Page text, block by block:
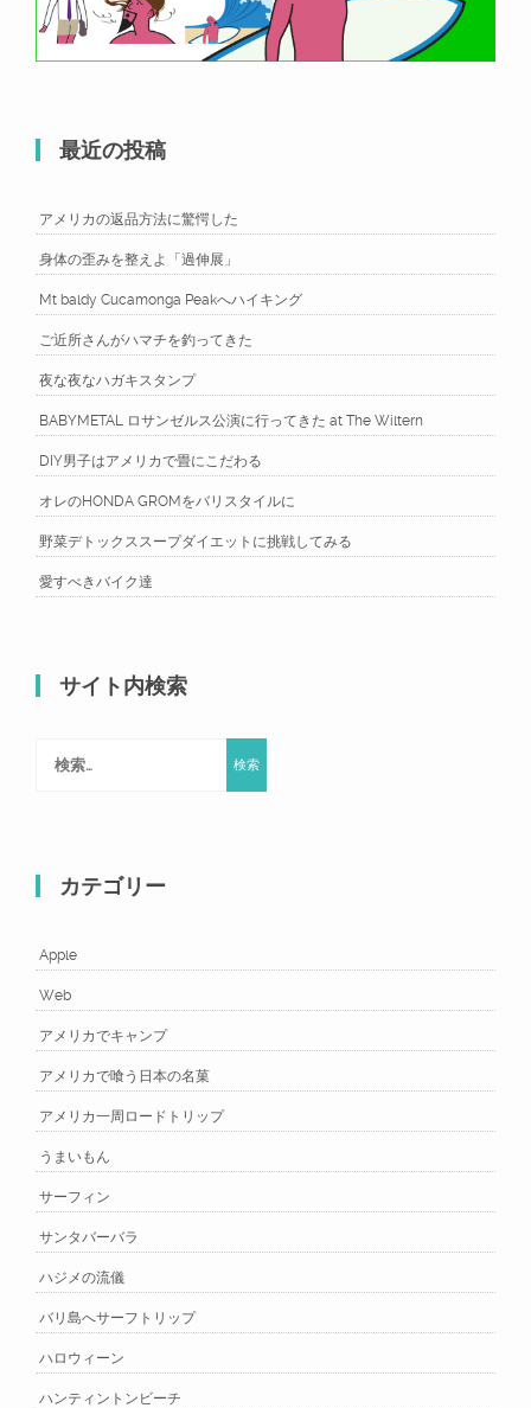
最近の投稿
アメリカの返品方法に驚愕した
身体の歪みを整えよ「過伸展」
Mt baldy Cucamonga Peakへハイキング
ご近所さんがハマチを釣ってきた
夜な夜なハガキスタンプ
BABYMETAL ロサンゼルス公演に行ってきた at The Wiltern
DIY男子はアメリカで畳にこだわる
オレのHONDA GROMをバリスタイルに
野菜デトックススープダイエットに挑戦してみる
愛すべきバイク達
サイト内検索
カテゴリー
Apple
Web
アメリカでキャンプ
アメリカで喰う日本の名菓
アメリカ一周ロードトリップ
うまいもん
サーフィン
サンタバーバラ
ハジメの流儀
バリ島へサーフトリップ
ハロウィーン
ハンティントンビーチ